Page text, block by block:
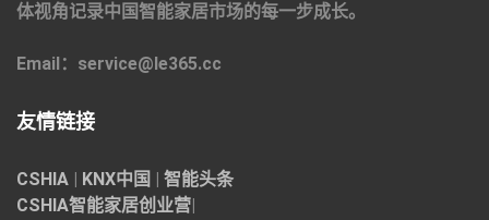
体视角记录中国智能家居市场的每一步成长。
Email：service@le365.cc
友情链接
CSHIA | KNX中国 | 智能头条
CSHIA智能家居创业营|